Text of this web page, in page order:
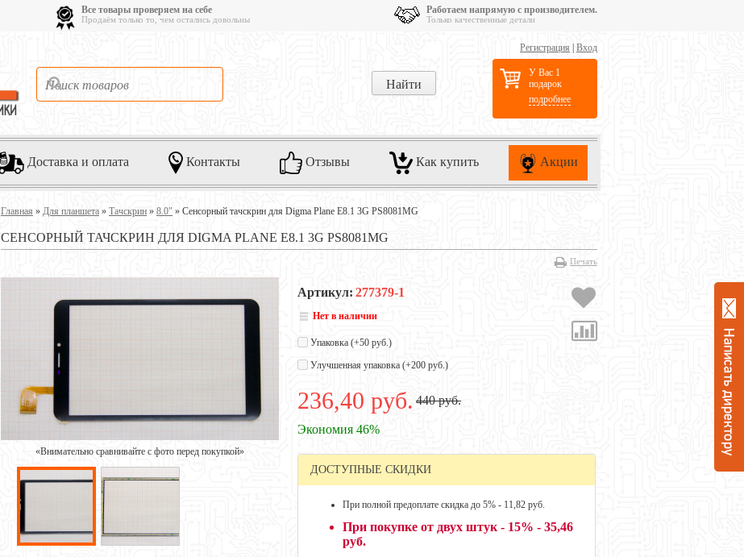
Все товары проверяем на себе
Продаём только то, чем остались довольны
Работаем напрямую с производителем.
Только качественные детали
Регистрация Вход
У Вас 1
подарок
подробнее
Доставка и оплата Контакты Отзывы Как купить Акции
Главная » Для планшета » Тачскрин » 8.0" » Сенсорный тачскрин для Digma Plane E8.1 3G PS8081MG
СЕНСОРНЫЙ ТАЧСКРИН ДЛЯ DIGMA PLANE E8.1 3G PS8081MG
Печать
«Внимательно сравнивайте с фото перед покупкой»
Артикул: 277379-1
Нет в наличии
Упаковка (+50 руб.)
Улучшенная упаковка (+200 руб.)
236,40 руб. 440 руб.
Экономия 46%
ДОСТУПНЫЕ СКИДКИ
При полной предоплате скидка до 5% - 11,82 руб.
При покупке от двух штук - 15% - 35,46
руб.